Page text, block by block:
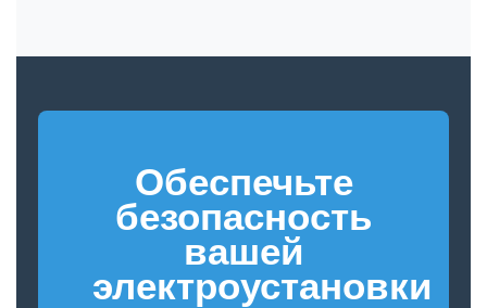
Обеспечьте
безопасность
вашей
электроустановки